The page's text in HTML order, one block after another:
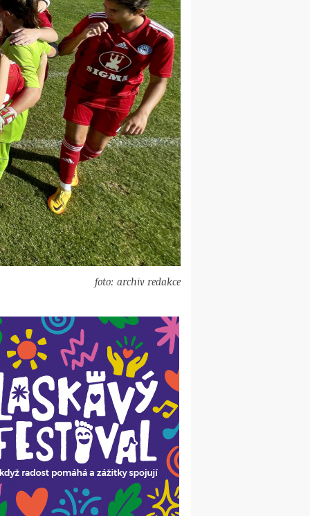
foto: archiv redakce